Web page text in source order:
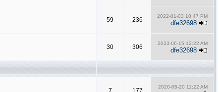
59 236
2022-01-03 10:47 PM
dfe32698
30 306
2023-06-15 12:22 AM
dfe32698
7 177
2020-05-20 11:22 AM